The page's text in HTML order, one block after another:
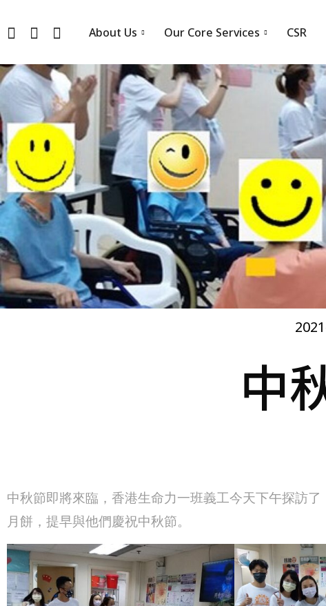
About Us Our Core Services CSR
中
中秋節即將來臨，香港生命力一班義工今天下午探訪
月餅，提早與他們慶祝中秋節。